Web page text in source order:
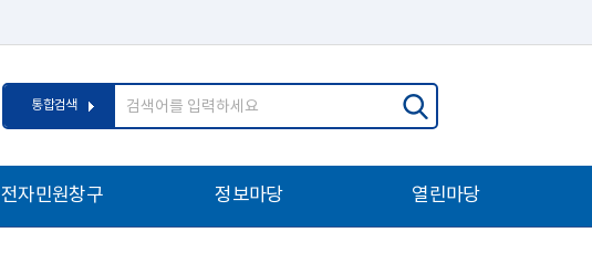
통합검색
합
색
력
전자민원창구 정보마당 열린마당